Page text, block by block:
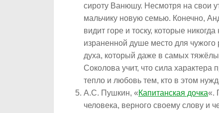
сироту Ванюшу. Несмотря на свои
мальчику новую семью. Конечно,
видит горе и тоску, которые
израненной душе место для чужого
духа, который даже в самых
Соколова учит, что сила характера
тепло и любовь тем, кто в этом
А.С. Пушкин, «Капитанская дочка«.
человека, верного своему слову и